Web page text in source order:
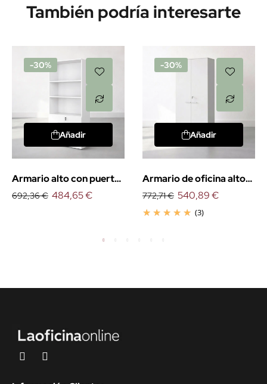
También podría interesarte
-30%
Añadir
Armario alto con puertas
bajas
692,36 € 484,65 €
-30%
Añadir
Armario de oficina alto
con puertas
772,71 €
(3)
540,89 €